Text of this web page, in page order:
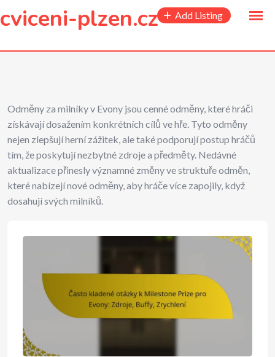
content
cviceni-plzen.cz Add Listing
Odměny za milníky v Evony jsou cenné odměny, které hráči
získávají dosažením konkrétních cílů ve hře. Tyto odměny
nejen zlepšují herní zážitek, ale také podporují postup hráčů
tím, že poskytují nezbytné zdroje a předměty. Nedávné
aktualizace přinesly významné změny ve struktuře odměn,
které nabízejí nové odměny, aby hráče více zapojily, když
dosahují svých milníků.